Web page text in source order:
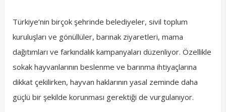
Türkiye’nin birçok şehrinde belediyeler, sivil toplum
kuruluşları ve gönüllüler, barınak ziyaretleri, mama
dağıtımları ve farkındalık kampanyaları düzenliyor. Özellikle
sokak hayvanlarının beslenme ve barınma ihtiyaçlarına
dikkat çekilirken, hayvan haklarının yasal zeminde daha
güçlü bir şekilde korunması gerektiği de vurgulanıyor.